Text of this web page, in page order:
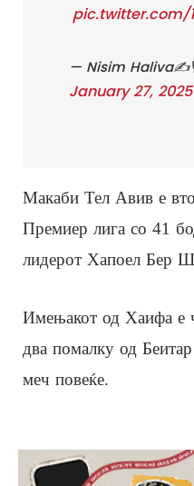
pic.twitter.com/
— Nisim
January 27, 2025
Макаби Тел Авив е
Премиер лига со 41
лидерот Хапоел Бер
Имењакот од Хаифа е
два помалку од
меч повеќе.